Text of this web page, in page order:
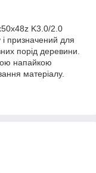
K3.0/2.0
і призначений для
порід деревини.
напайкою
матеріалу.